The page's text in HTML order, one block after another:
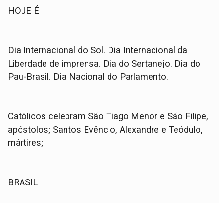
HOJE É
Dia Internacional do Sol. Dia Internacional da
Liberdade de imprensa. Dia do Sertanejo. Dia do
Pau-Brasil. Dia Nacional do Parlamento.
Católicos celebram São Tiago Menor e São Filipe,
apóstolos; Santos Evêncio, Alexandre e Teódulo,
mártires;
BRASIL